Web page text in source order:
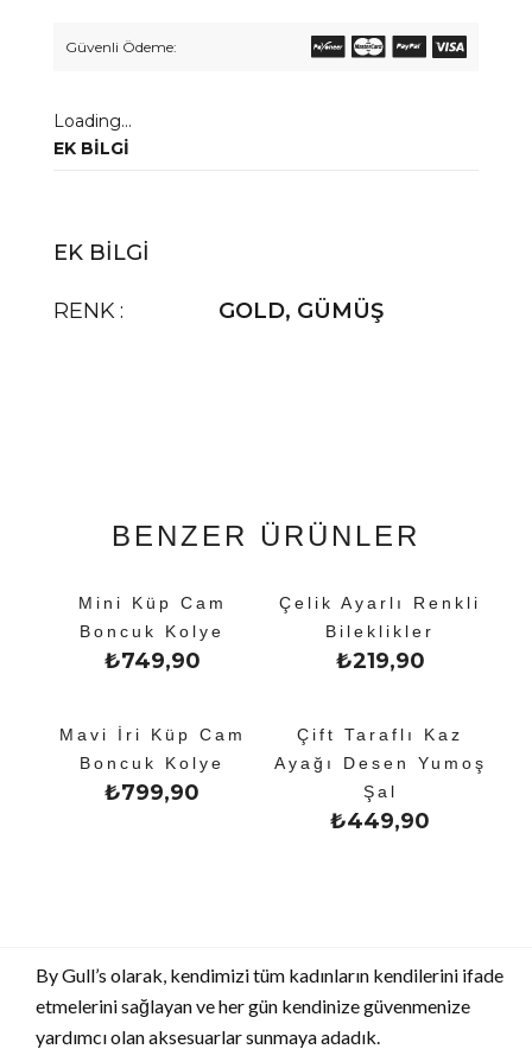
Güvenli Ödeme:
Loading...
EK BILGI
EK BILGI
RENK GOLD, GÜMÜŞ
BENZER ÜRÜNLER
Mini Küp Cam
Boncuk Kolye
₺749,90
Çelik Ayarlı Renkli
Bileklikler
₺219,90
Mavi İri Küp Cam
Boncuk Kolye
₺799,90
Çift Taraflı Kaz
Ayağı Desen Yumoş
Şal
₺449,90
By Gull’s olarak, kendimizi tüm kadınların kendilerini ifade
etmelerini sağlayan ve her gün kendinize güvenmenize
yardımcı olan aksesuarlar sunmaya adadık.